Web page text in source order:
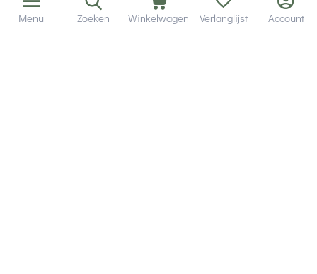
Hobby Gigant
Menu Zoeken Winkelwagen Verlanglijst Account